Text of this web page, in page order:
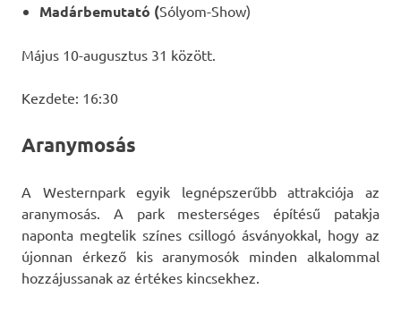
Madárbemutató (Sólyom-Show)
Május 10-augusztus 31 között.
Kezdete: 16:30
Aranymosás
A Westernpark egyik legnépszerűbb attrakciója az
aranymosás. A park mesterséges építésű patakja
naponta megtelik színes csillogó ásványokkal, hogy az
újonnan érkező kis aranymosók minden alkalommal
hozzájussanak az értékes kincsekhez.